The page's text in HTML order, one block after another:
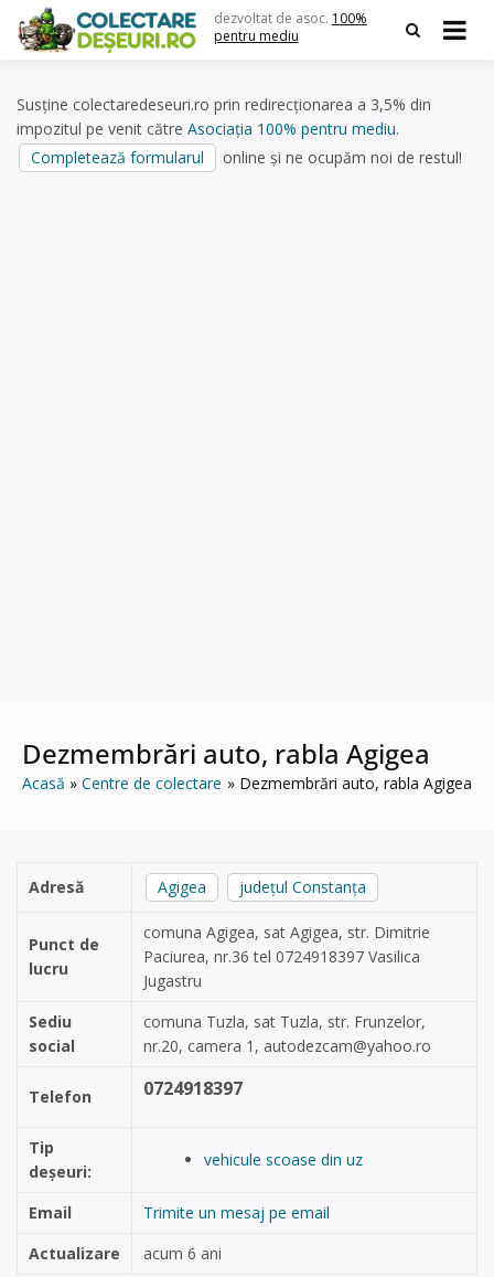
content
dezvoltat de asoc. 100%
pentru mediu
Susține colectaredeseuri.ro prin redirecționarea a 3,5% din
impozitul pe venit către Asociația 100% pentru mediu.
Completează formularul
online și ne ocupăm noi de restul!
Dezmembrări auto, rabla Agigea
Acasă Centre de colectare Dezmembrări auto, rabla Agigea
Adresă Agigea județul Constanța
Punct de
lucru
comuna Agigea, sat Agigea, str. Dimitrie
Paciurea, nr.36 tel 0724918397 Vasilica
Jugastru
Sediu
social
comuna Tuzla, sat Tuzla, str. Frunzelor,
nr.20, camera 1, autodezcam@yahoo.ro
Telefon 0724918397
Tip
deșeuri:
vehicule scoase din uz
Email
Trimite un mesaj pe email
Actualizare
acum 6 ani